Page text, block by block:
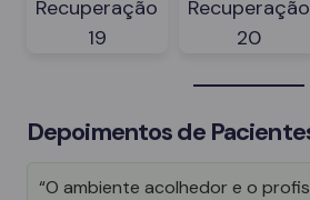
Depoimentos de
“O ambiente acolhedor e o